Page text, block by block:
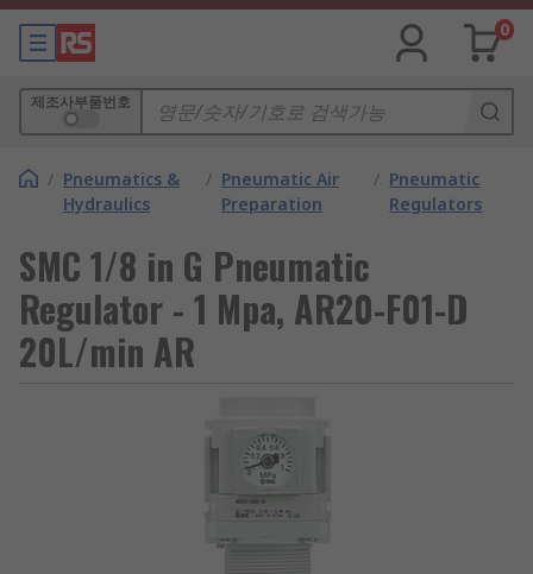
0
제조사부품번호
/ Pneumatics &
Hydraulics
/ Pneumatic Air
Preparation
/ Pneumatic
Regulators
SMC 1/8 in G Pneumatic
Regulator - 1 Mpa, AR20-F01-D
20L/min AR